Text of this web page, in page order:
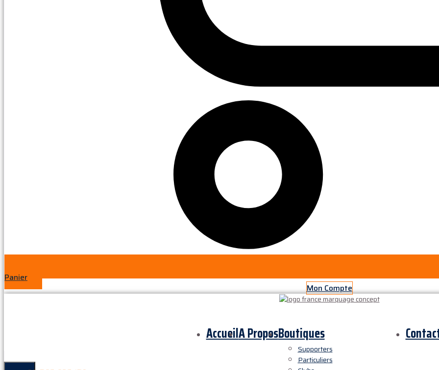
Panier
Mon Compte
AccueilA ProposBoutiques
Supporters
Particuliers